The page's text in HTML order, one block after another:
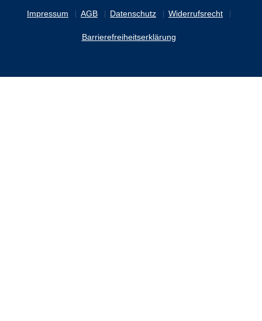
Impressum AGB Datenschutz Widerrufsrecht
Barrierefreiheitserklärung